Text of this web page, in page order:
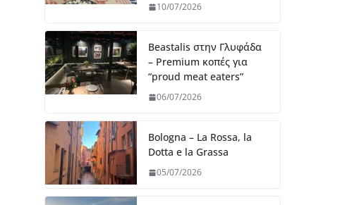
10/07/2026
Beastalis στην Γλυφάδα
– Premium κοπές για
“proud meat eaters”
06/07/2026
Bologna – La Rossa, la
Dotta e la Grassa
05/07/2026